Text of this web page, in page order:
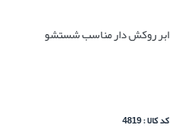
ابر روکش دار مناسب شستشو
کد کالا : 4819